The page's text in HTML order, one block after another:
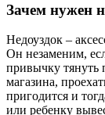
Зачем нужен
Недоуздок –
Он незаменим,
привычку тянуть
магазина,
пригодится и
или ребенку